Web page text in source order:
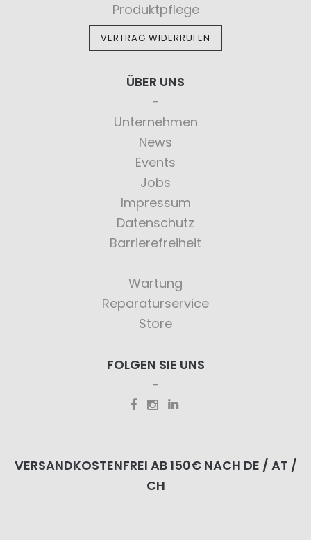
Produktpflege
VERTRAG WIDERRUFEN
ÜBER UNS
Unternehmen
News
Events
Jobs
Impressum
Datenschutz
Barrierefreiheit
Wartung
Reparaturservice
Store
FOLGEN SIE UNS
VERSANDKOSTENFREI AB 150€ NACH DE / AT /
CH